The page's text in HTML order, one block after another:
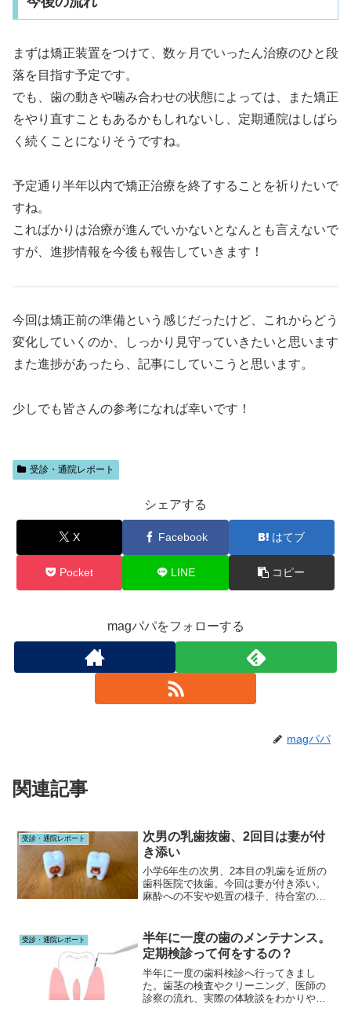
まずは矯正装置をつけて、数ヶ月でいったん治療のひと段
落を目指す予定です。
でも、歯の動きや噛み合わせの状態によっては、また矯正
をやり直すこともあるかもしれないし、定期通院はしばら
く続くことになりそうですね。
予定通り半年以内で矯正治療を終了することを祈りたいで
すね。
こればかりは治療が進んでいかないとなんとも言えないで
すが、進捗情報を今後も報告していきます！
今回は矯正前の準備という感じだったけど、これからどう
変化していくのか、しっかり見守っていきたいと思います
また進捗があったら、記事にしていこうと思います。
少しでも皆さんの参考になれば幸いです！
受診・通院レポート
シェアする
X Facebook はてブ
Pocket LINE コピー
magパパをフォローする
magパパ
関連記事
受診・通院レポート
次男の乳歯抜歯、2回目は妻が付
き添い
小学6年生の次男、2本目の乳歯を近所の
歯科医院で抜歯。今回は妻が付き添い。
麻酔への不安や処置の様子、待合室の漫
受診・通院レポート
半年に一度の歯のメンテナンス。
定期検診って何をするの？
半年に一度の歯科検診へ行ってきまし
た。歯茎の検査やクリーニング、医師の
診察の流れ、実際の体験談をわかりやす